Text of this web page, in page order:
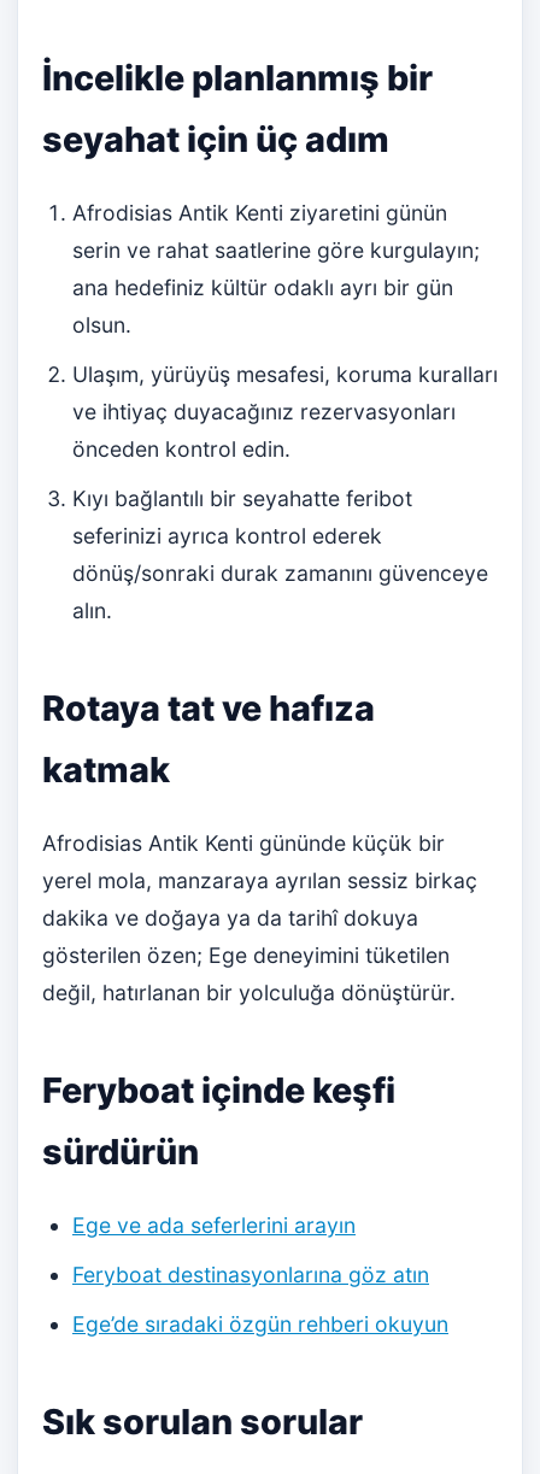
İncelikle planlanmış bir
seyahat için üç adım
Afrodisias Antik Kenti ziyaretini günün
serin ve rahat saatlerine göre kurgulayın;
ana hedefiniz kültür odaklı ayrı bir gün
olsun.
Ulaşım, yürüyüş mesafesi, koruma kuralları
ve ihtiyaç duyacağınız rezervasyonları
önceden kontrol edin.
Kıyı bağlantılı bir seyahatte feribot
seferinizi ayrıca kontrol ederek
dönüş/sonraki durak zamanını güvenceye
alın.
Rotaya tat ve hafıza
katmak
Afrodisias Antik Kenti gününde küçük bir
yerel mola, manzaraya ayrılan sessiz birkaç
dakika ve doğaya ya da tarihî dokuya
gösterilen özen; Ege deneyimini tüketilen
değil, hatırlanan bir yolculuğa dönüştürür.
Feryboat içinde keşfi
sürdürün
Ege ve ada seferlerini arayın
Feryboat destinasyonlarına göz atın
Ege’de sıradaki özgün rehberi okuyun
Sık sorulan sorular